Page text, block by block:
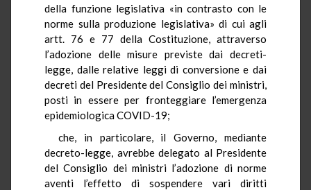
della funzione legislativa «in contrasto con le
norme sulla produzione legislativa» di cui agli
artt. 76 e 77 della Costituzione, attraverso
l’adozione delle misure previste dai decreti-
legge, dalle relative leggi di conversione e dai
decreti del Presidente del Consiglio dei ministri,
posti in essere per fronteggiare l’emergenza
epidemiologica COVID-19;
che, in particolare, il Governo, mediante
decreto-legge, avrebbe delegato al Presidente
del Consiglio dei ministri l’adozione di norme
aventi l’effetto di sospendere vari diritti